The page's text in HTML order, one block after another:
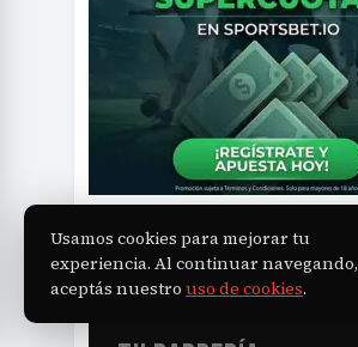
NAVAJABOOK
Usamos cookies para mejorar tu
experiencia. Al continuar navegando,
aceptás nuestro uso de cookies.